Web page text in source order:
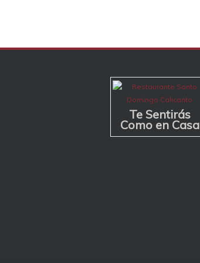
Te Sentirás
Como en Casa